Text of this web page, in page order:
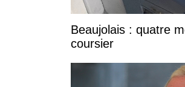
Beaujolais : quatre
coursier